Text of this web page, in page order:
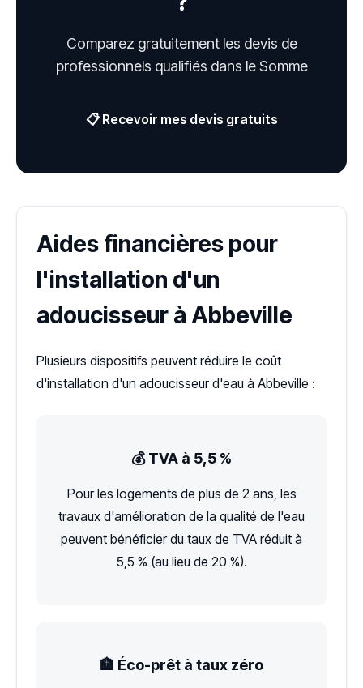
Comparez gratuitement les devis de
professionnels qualifiés dans le Somme
📋 Recevoir mes devis gratuits
Aides financières pour
l'installation d'un
adoucisseur à Abbeville
Plusieurs dispositifs peuvent réduire le coût
d'installation d'un adoucisseur d'eau à Abbeville :
💰 TVA à 5,5 %
Pour les logements de plus de 2 ans, les
travaux d'amélioration de la qualité de l'eau
peuvent bénéficier du taux de TVA réduit à
5,5 % (au lieu de 20 %).
🏦 Éco-prêt à taux zéro